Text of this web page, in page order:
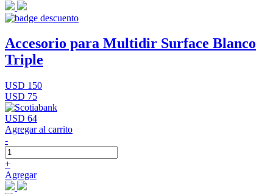
Accesorio para Multidir Surface Blanco
Triple
USD 150
USD 75
USD 64
Agregar al carrito
-
+
Agregar